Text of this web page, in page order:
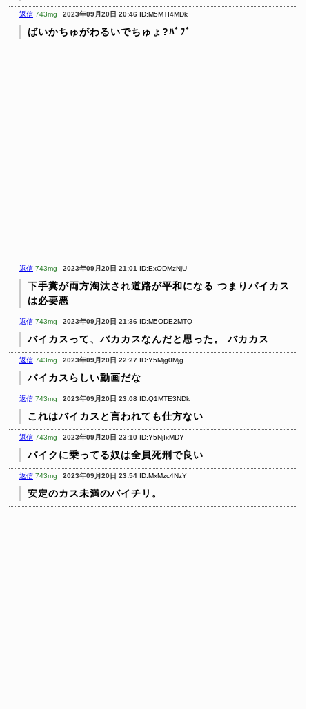
返信 743mg 2023年09月20日 20:46 ID:M5MTI4MDk
ばいかちゅがわるいでちゅょ?ﾊﾞﾌﾞ
返信 743mg 2023年09月20日 21:01 ID:ExODMzNjU
下手糞が両方淘汰され道路が平和になる つまりバイカス
は必要悪
返信 743mg 2023年09月20日 21:36 ID:M5ODE2MTQ
バイカスって、バカカスなんだと思った。 バカカス
返信 743mg 2023年09月20日 22:27 ID:Y5Mjg0Mjg
バイカスらしい動画だな
返信 743mg 2023年09月20日 23:08 ID:Q1MTE3NDk
これはバイカスと言われても仕方ない
返信 743mg 2023年09月20日 23:10 ID:Y5NjIxMDY
バイクに乗ってる奴は全員死刑で良い
返信 743mg 2023年09月20日 23:54 ID:MxMzc4NzY
安定のカス未満のバイチリ。